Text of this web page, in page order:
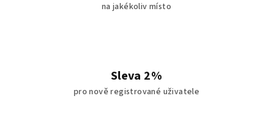
na jakékoliv místo
Sleva 2%
pro nově registrované uživatele